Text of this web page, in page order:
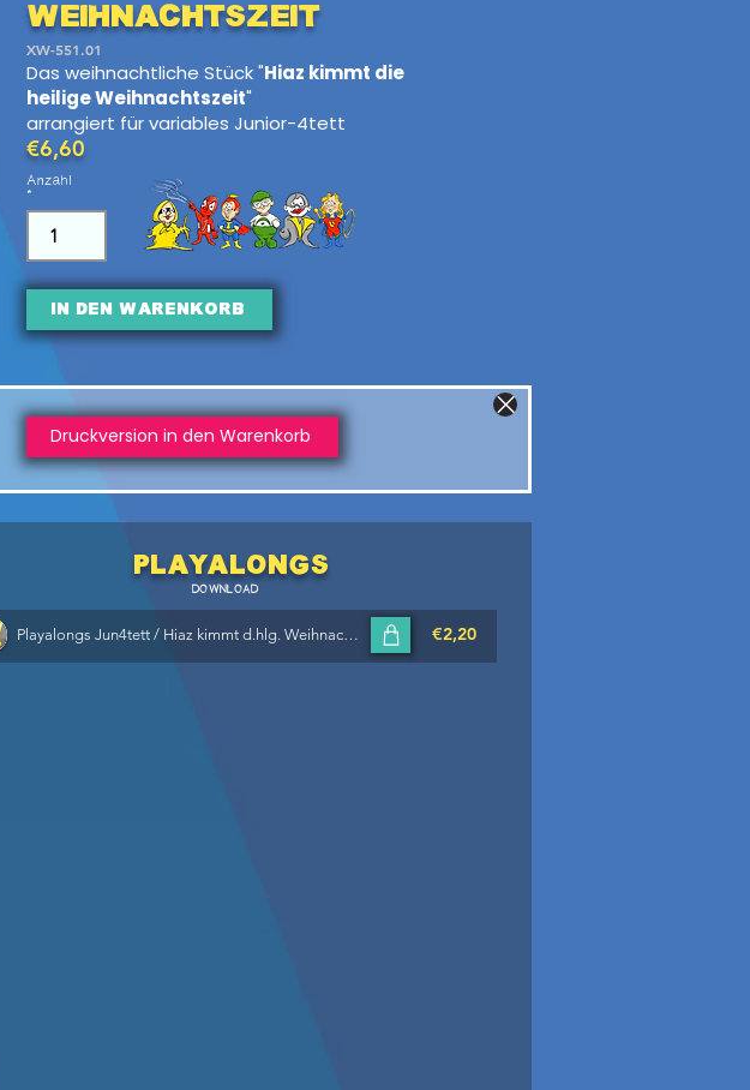
Weihnachtszeit
XW-551.01
Das weihnachtliche Stück "Hiaz kimmt die
heilige Weihnachtszeit"
arrangiert für variables Junior-4tett
€6,60
Anzahl
In den Warenkorb
Druckversion in den Warenkorb
PlayAlongs
DOWNLOAD
Playalongs Jun4tett / Hiaz kimmt d.hlg. Weihnachtszeit €2,20